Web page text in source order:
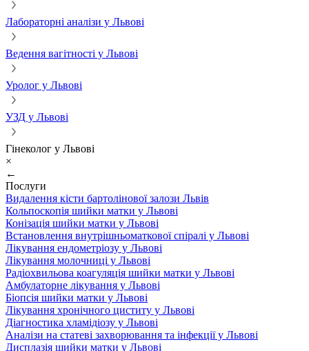
Лабораторні аналізи у Львові
Ведення вагітності у Львові
Уролог у Львові
УЗД у Львові
Гінеколог у Львові
×
←
Послуги
Видалення кісти бартолінової залози Львів
Кольпоскопія шийки матки у Львові
Конізація шийки матки у Львові
Встановлення внутрішньоматкової спіралі у Львові
Лікування ендометріозу у Львові
Лікування молочниці у Львові
Радіохвильова коагуляція шийки матки у Львові
Амбулаторне лікування у Львові
Біопсія шийки матки у Львові
Лікування хронічного циститу у Львові
Діагностика хламідіозу у Львові
Аналізи на статеві захворювання та інфекції у Львові
Дисплазія шийки матки у Львові